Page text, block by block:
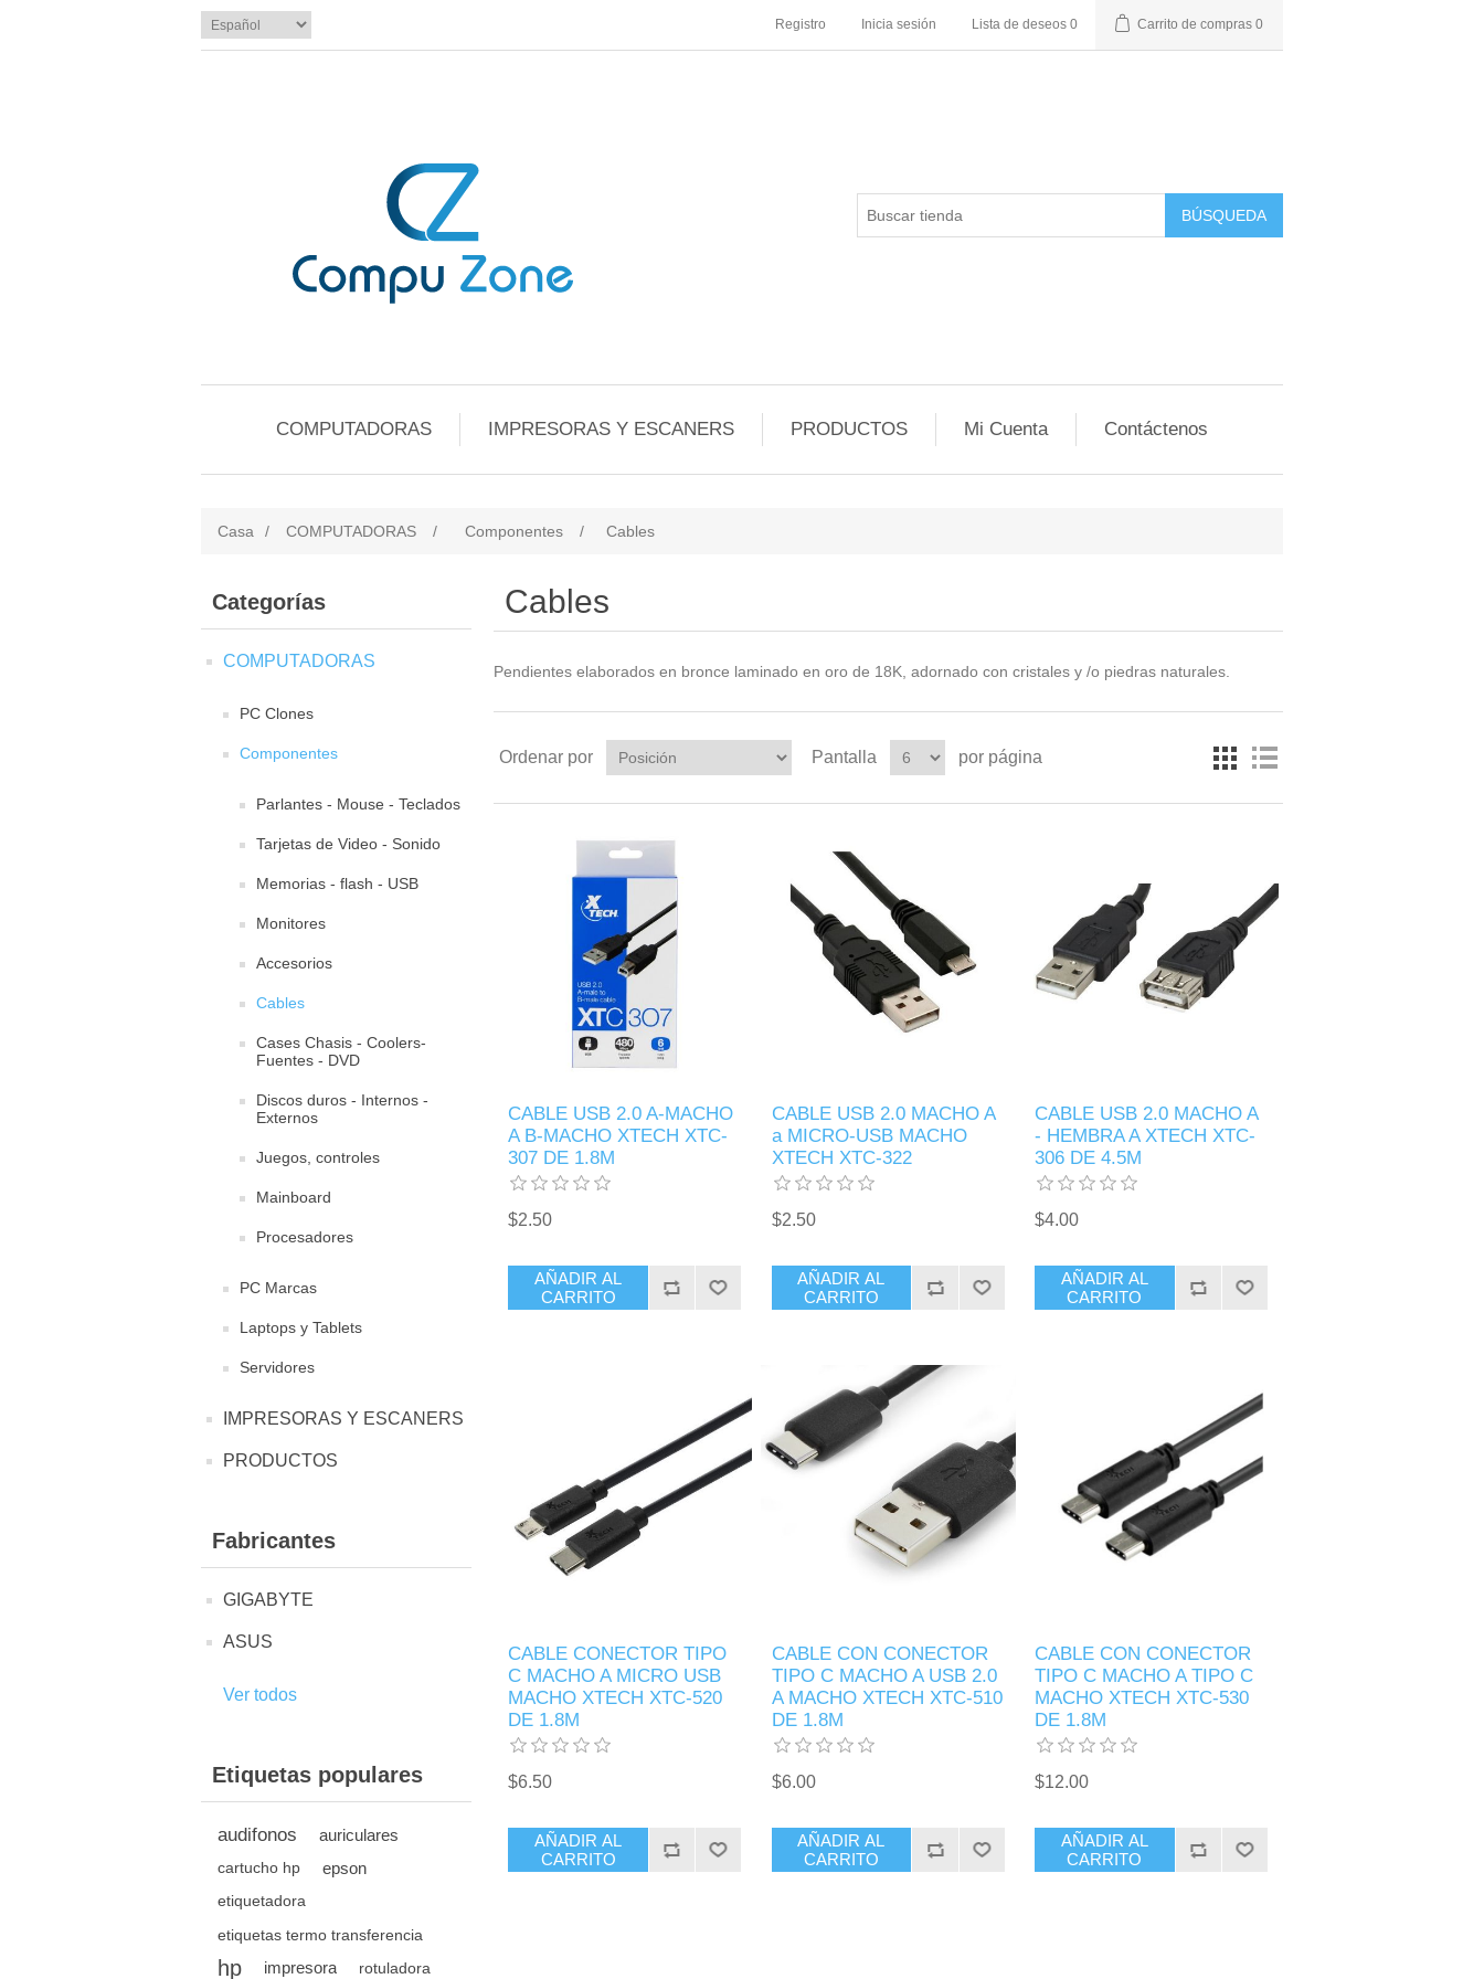
Registro Inicia sesión Lista de deseos 0 Carrito de compras 0
BÚSQUEDA
COMPUTADORAS IMPRESORAS Y ESCANERS PRODUCTOS Mi Cuenta Contáctenos
Casa / COMPUTADORAS / Componentes / Cables
Categorías
COMPUTADORAS
PC Clones
Componentes
Parlantes - Mouse - Teclados
Tarjetas de Video - Sonido
Memorias - flash - USB
Monitores
Accesorios
Cables
Cases Chasis - Coolers-
Fuentes - DVD
Discos duros - Internos -
Externos
Juegos, controles
Mainboard
Procesadores
PC Marcas
Laptops y Tablets
Servidores
IMPRESORAS Y ESCANERS
PRODUCTOS
Fabricantes
GIGABYTE
ASUS
Ver todos
Etiquetas populares
audifonos auriculares
cartucho hp epson
etiquetadora
etiquetas termo transferencia
hp impresora rotuladora
Cables
Pendientes elaborados en bronce laminado en oro de 18K, adornado con cristales y /o piedras naturales.
Ordenar por Pantalla por página
CABLE USB 2.0 A-MACHO
A B-MACHO XTECH XTC-
307 DE 1.8M
$2.50
AÑADIR AL
CARRITO
CABLE USB 2.0 MACHO A
a MICRO-USB MACHO
XTECH XTC-322
$2.50
AÑADIR AL
CARRITO
CABLE USB 2.0 MACHO A
- HEMBRA A XTECH XTC-
306 DE 4.5M
$4.00
AÑADIR AL
CARRITO
CABLE CONECTOR TIPO
C MACHO A MICRO USB
MACHO XTECH XTC-520
DE 1.8M
$6.50
AÑADIR AL
CARRITO
CABLE CON CONECTOR
TIPO C MACHO A USB 2.0
A MACHO XTECH XTC-510
DE 1.8M
$6.00
AÑADIR AL
CARRITO
CABLE CON CONECTOR
TIPO C MACHO A TIPO C
MACHO XTECH XTC-530
DE 1.8M
$12.00
AÑADIR AL
CARRITO